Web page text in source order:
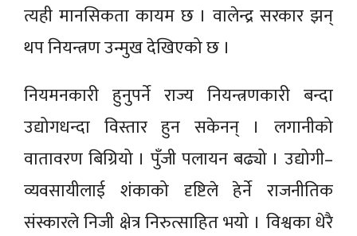
त्यही मानसिकता कायम छ । वालेन्द्र सरकार झन्
थप नियन्त्रण उन्मुख देखिएको छ ।
नियमनकारी हुनुपर्ने राज्य नियन्त्रणकारी बन्दा
उद्योगधन्दा विस्तार हुन सकेनन् । लगानीको
वातावरण बिग्रियो । पुँजी पलायन बढ्यो । उद्योगी–
व्यवसायीलाई शंकाको दृष्टिले हेर्ने राजनीतिक
संस्कारले निजी क्षेत्र निरुत्साहित भयो । विश्वका धेरै